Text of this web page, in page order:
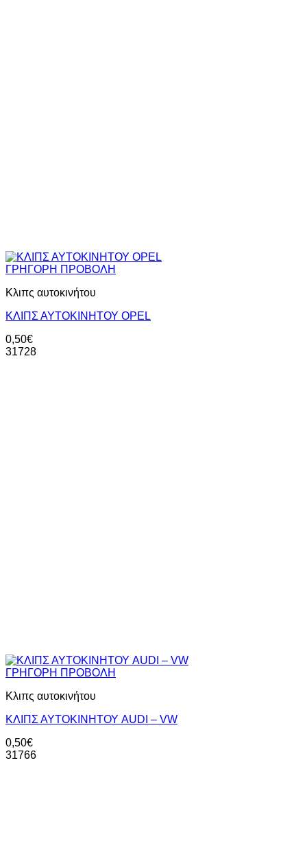
ΓΡΗΓΟΡΗ ΠΡΟΒΟΛΗ
Κλιπς αυτοκινήτου
ΚΛΙΠΣ ΑΥΤΟΚΙΝΗΤΟΥ OPEL
0,50€
31728
ΓΡΗΓΟΡΗ ΠΡΟΒΟΛΗ
Κλιπς αυτοκινήτου
ΚΛΙΠΣ ΑΥΤΟΚΙΝΗΤΟΥ AUDI – VW
0,50€
31766